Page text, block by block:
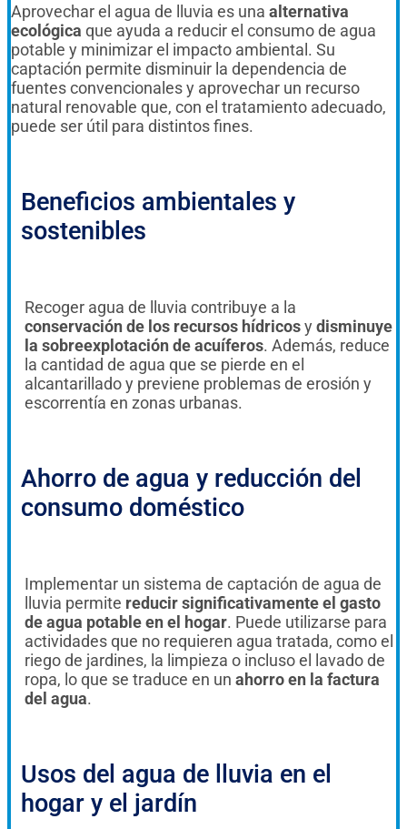
Aprovechar el agua de lluvia es una alternativa
ecológica que ayuda a reducir el consumo de agua
potable y minimizar el impacto ambiental. Su
captación permite disminuir la dependencia de
fuentes convencionales y aprovechar un recurso
natural renovable que, con el tratamiento adecuado,
puede ser útil para distintos fines.
Beneficios ambientales y
sostenibles
Recoger agua de lluvia contribuye a la
conservación de los recursos hídricosy disminuye
la sobreexplotación de acuíferos. Además, reduce
la cantidad de agua que se pierde en el
alcantarillado y previene problemas de erosión y
escorrentía en zonas urbanas.
Ahorro de agua y reducción del
consumo doméstico
Implementar un sistema de captación de agua de
lluvia permite reducir significativamente el gasto
de agua potable en el hogar. Puede utilizarse para
actividades que no requieren agua tratada, como el
riego de jardines, la limpieza o incluso el lavado de
ropa, lo que se traduce en un ahorro en la factura
del agua.
Usos del agua de lluvia en el
hogar y el jardín